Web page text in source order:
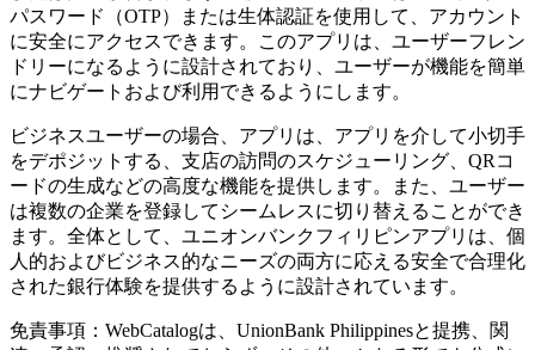
パスワード（OTP）または生体認証を使用して、アカウント
に安全にアクセスできます。このアプリは、ユーザーフレン
ドリーになるように設計されており、ユーザーが機能を簡単
にナビゲートおよび利用できるようにします。
ビジネスユーザーの場合、アプリは、アプリを介して小切手
をデポジットする、支店の訪問のスケジューリング、QRコ
ードの生成などの高度な機能を提供します。また、ユーザー
は複数の企業を登録してシームレスに切り替えることができ
ます。全体として、ユニオンバンクフィリピンアプリは、個
人的およびビジネス的なニーズの両方に応える安全で合理化
された銀行体験を提供するように設計されています。
免責事項：WebCatalogは、UnionBank Philippinesと提携、関